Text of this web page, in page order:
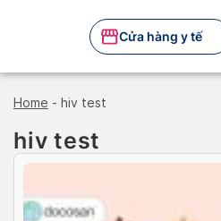
Cửa hàng y tế
Home - hiv test
hiv test